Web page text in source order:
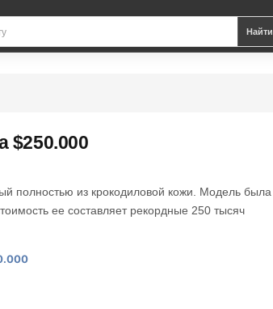
Найти
$250.000
полностью из крокодиловой кожи. Модель была
ее составляет рекордные 250 тысяч